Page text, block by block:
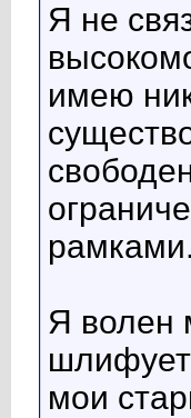
Я не
имею
рамками.
Я волен
мои